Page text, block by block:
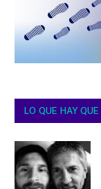
LO QUE HAY QUE